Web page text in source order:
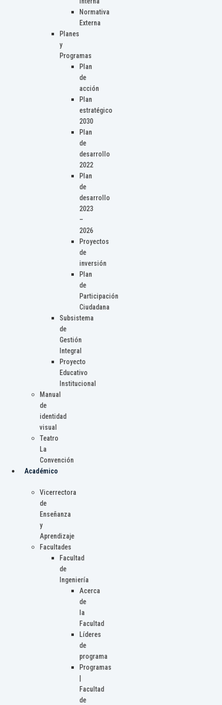
Normativa
Externa
Planes
y
Programas
Plan
de
acción
Plan
estratégico
2030
Plan
de
desarrollo
2022
Plan
de
desarrollo
2023
–
2026
Proyectos
de
inversión
Plan
de
Participación
Ciudadana
Subsistema
de
Gestión
Integral
Proyecto
Educativo
Institucional
Manual
de
identidad
visual
Teatro
La
Convención
Académico
Vicerrectora
de
Enseñanza
y
Aprendizaje
Facultades
Facultad
de
Ingeniería
Acerca
de
la
Facultad
Líderes
de
programa
Programas
Facultad
de